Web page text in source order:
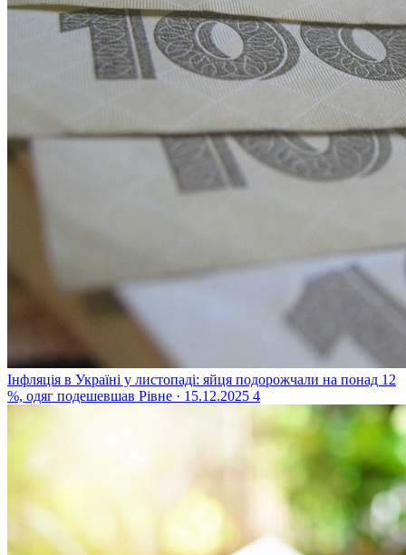
Інфляція в Україні у листопаді: яйця подорожчали на понад 12
%, одяг подешевшав Рівне · 15.12.2025 4